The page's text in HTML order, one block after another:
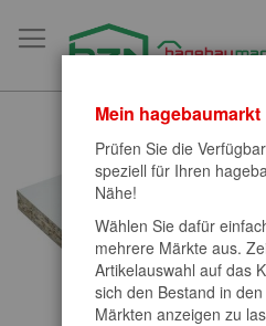
zum
Inhalt
Bildergalerie
springen
Mein hagebaumarkt
Prüfen Sie die
speziell für Ihren
Nähe!
Wählen Sie dafür
mehrere Märkte aus.
Artikelauswahl auf das
sich den Bestand in
Märkten anzeigen zu